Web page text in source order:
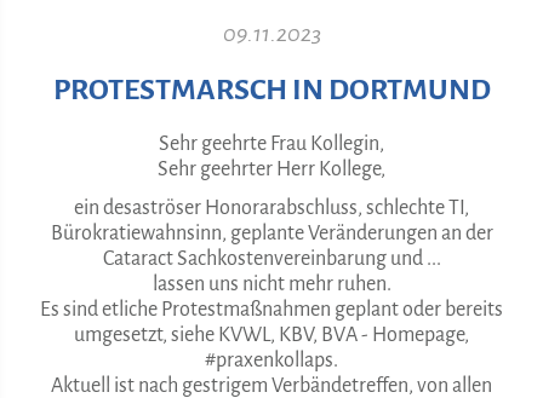
09.11.2023
PROTESTMARSCH IN DORTMUND
Sehr geehrte Frau Kollegin,
Sehr geehrter Herr Kollege,
ein desaströser Honorarabschluss, schlechte TI,
Bürokratiewahnsinn, geplante Veränderungen an der
Cataract Sachkostenvereinbarung und ...
lassen uns nicht mehr ruhen.
Es sind etliche Protestmaßnahmen geplant oder bereits
umgesetzt, siehe KVWL, KBV, BVA - Homepage,
#praxenkollaps.
Aktuell ist nach gestrigem Verbändetreffen, von allen